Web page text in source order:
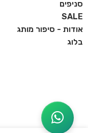
סניפים
SALE
אודות - סיפור מותג
בלוג